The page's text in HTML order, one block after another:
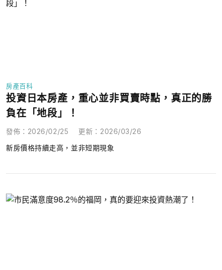
房產百科
投資日本房產，重心並非買賣時點，真正的勝
負在「地段」！
發佈 ： 2026/02/25 更新 ： 2026/03/26
新房價格持續走高，並非短期現象